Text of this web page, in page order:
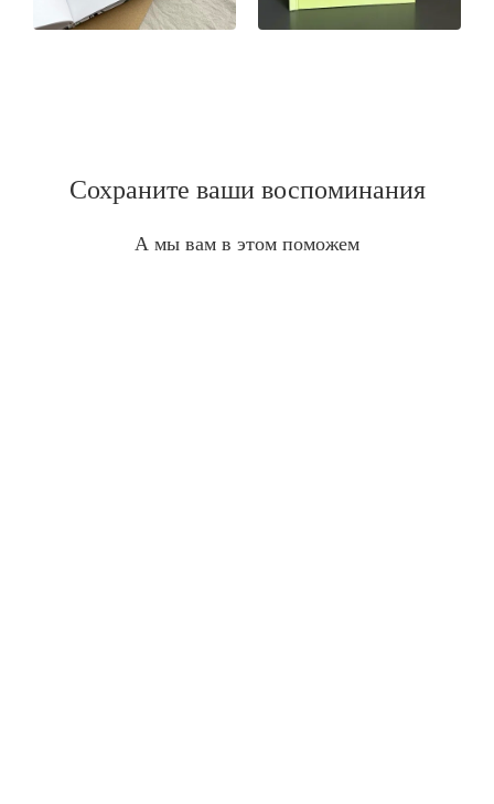
Сохраните ваши воспоминания
А мы вам в этом поможем